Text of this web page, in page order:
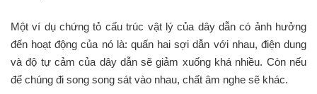
Một ví dụ chứng tỏ cấu trúc vật lý của dây dẫn có ảnh hưởng
đến hoạt động của nó là: quấn hai sợi dẫn với nhau, điện dung
và độ tự cảm của dây dẫn sẽ giảm xuống khá nhiều. Còn nếu
để chúng đi song song sát vào nhau, chất âm nghe sẽ khác.